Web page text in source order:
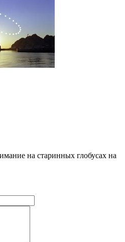
на старинных глобусах на